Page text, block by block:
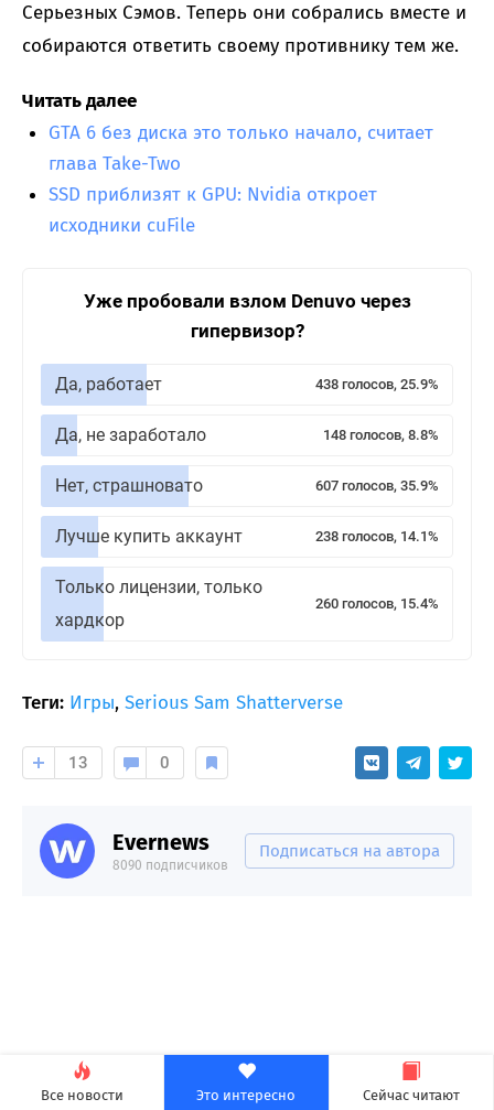
Все новости Это интересно Сейчас читают
Серьезных Сэмов. Теперь они собрались вместе и
собираются ответить своему противнику тем же.
Читать далее
GTA 6 без диска это только начало, считает
глава Take-Two
SSD приблизят к GPU: Nvidia откроет
исходники cuFile
Уже пробовали взлом Denuvo через
гипервизор?
Да, работает 438 голосов, 25.9%
Да, не заработало 148 голосов, 8.8%
Нет, страшновато 607 голосов, 35.9%
Лучше купить аккаунт 238 голосов, 14.1%
Только лицензии, только
хардкор
260 голосов, 15.4%
Теги: Игры, Serious Sam Shatterverse
13 0
Evernews
8090 подписчиков
Подписаться на автора